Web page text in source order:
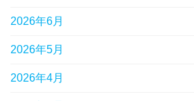
2026年6月
2026年5月
2026年4月